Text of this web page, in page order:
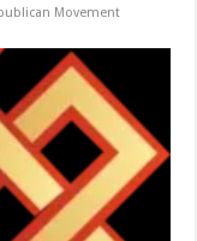
Movement